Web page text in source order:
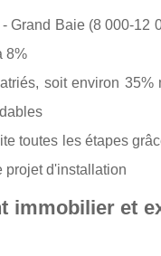
Baie (8 000-12
8%
soit environ 35%
toutes les étapes
projet d'installation
immobilier et